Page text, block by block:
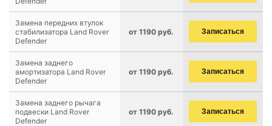
Замена передних втулок
стабилизатора Land Rover
Defender
от 1190 руб. Записаться
Замена заднего
амортизатора Land Rover
Defender
от 1190 руб. Записаться
Замена заднего рычага
подвески Land Rover
Defender
от 1190 руб. Записаться